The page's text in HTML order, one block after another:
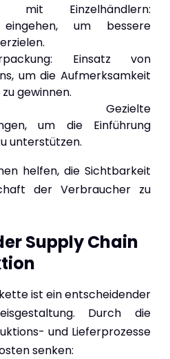
mit Einzelhändlern:
eingehen, um bessere
Einsatz von
um die Aufmerksamkeit
gewinnen.
Gezielte
um die Einführung
unterstützen.
helfen, die Sichtbarkeit
der Verbraucher zu
Supply Chain
ist ein entscheidender
Durch die
und Lieferprozesse
senken: